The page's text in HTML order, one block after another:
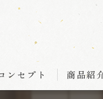
ンセプト 商品紹